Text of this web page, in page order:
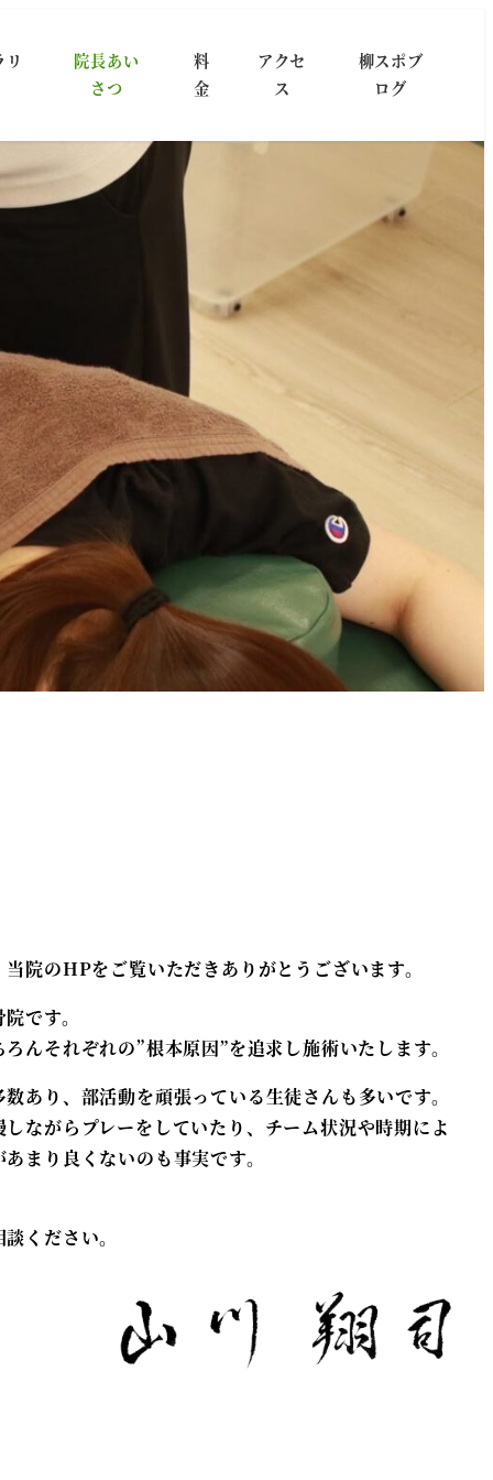
院長あい
さつ
料
金
アクセ
ス
柳スポブ
ログ
院のHPをご覧いただきありがとうございます。
です。
んそれぞれの”根本原因”を追求し施術いたします。
あり、部活動を頑張っている生徒さんも多いです。
ながらプレーをしていたり、チーム状況や時期によ
まり良くないのも事実です。
ください。